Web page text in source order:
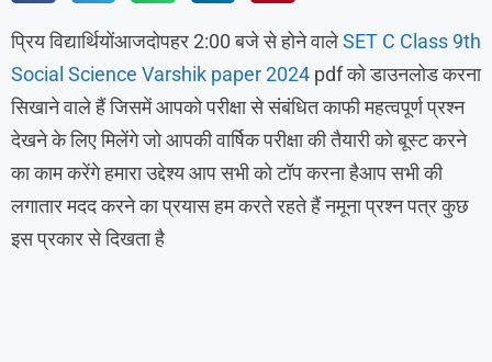
प्रिय विद्यार्थियोंआजदोपहर 2:00 बजे से होने वालेSET C Class 9th
Social Science Varshik paper 2024 pdf को डाउनलोड करना
सिखाने वाले हैं जिसमें आपको परीक्षा से संबंधित काफी महत्वपूर्ण प्रश्न
देखने के लिए मिलेंगे जो आपकी वार्षिक परीक्षा की तैयारी को बूस्ट करने
का काम करेंगे हमारा उद्देश्य आप सभी को टॉप करना हैआप सभी की
लगातार मदद करने का प्रयास हम करते रहते हैं नमूना प्रश्न पत्र कुछ
इस प्रकार से दिखता है